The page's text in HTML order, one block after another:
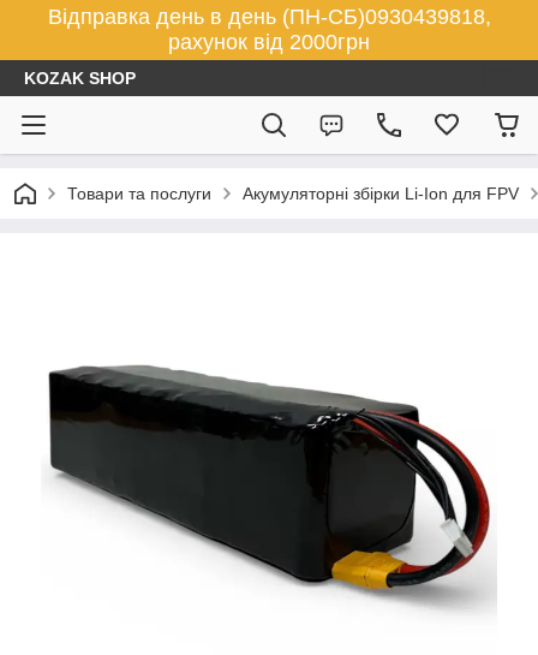
Відправка день в день (ПН-СБ)0930439818,
рахунок від 2000грн
KOZAK SHOP
Товари та послуги Акумуляторні збірки Li-Ion для FPV